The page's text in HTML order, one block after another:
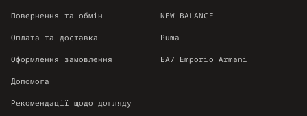
Повернення та обмін
Оплата та доставка
Оформлення замовлення
Допомога
Рекомендації щодо догляду
NEW BALANCE
Puma
EA7 Emporio Armani